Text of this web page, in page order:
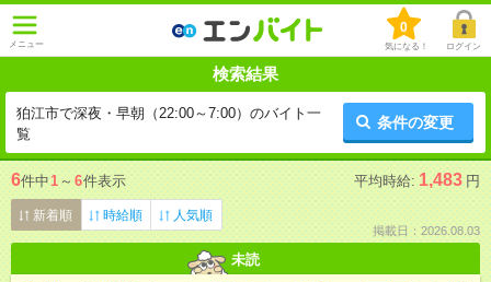
メニュー
0
気になる！ ログイン
検索結果
狛江市で深夜・早朝（22:00～7:00）のバイト一
覧
条件の変更
6件中1 ～ 6件表示 平均時給: 1,483 円
新着順 時給順 人気順
掲載日：2026.08.03
未読